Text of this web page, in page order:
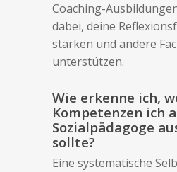
Coaching-
dabei, deine
stärken und andere
unterstützen.
Wie erkenne ich,
Kompetenzen ich
Sozialpädagoge
sollte?
Eine systematische